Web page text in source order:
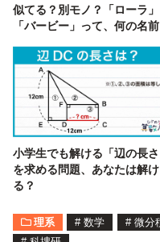
似てる？別モノ？「ローラ」
「バービー」って、何の名前
小学生でも解ける「辺の長さ
を求める問題、あなたは解け
る？
理系 # 数学 # 微分